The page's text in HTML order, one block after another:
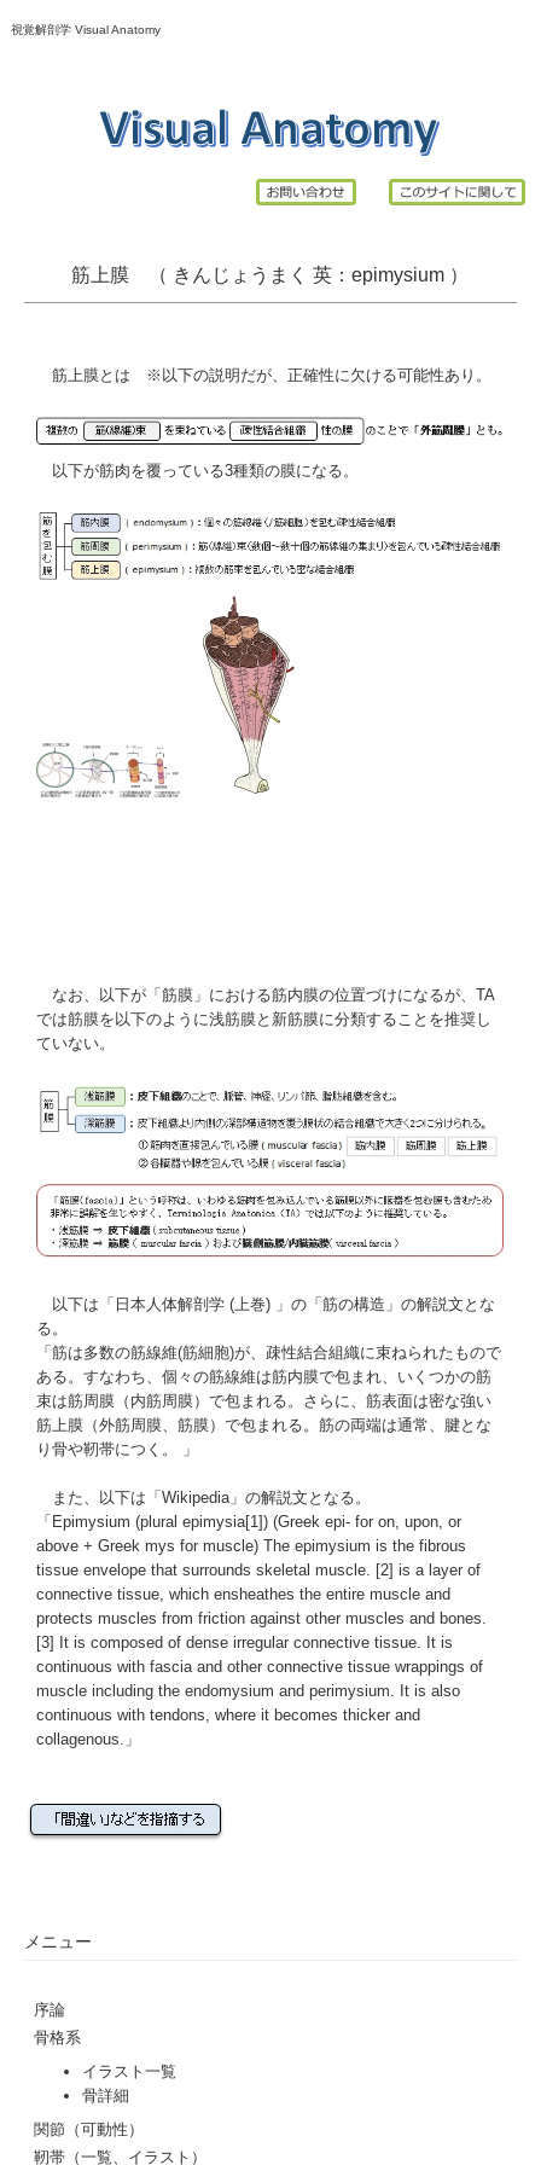
視覚解剖学 Visual Anatomy
筋上膜 （ きんじょうまく 英：epimysium ）
筋上膜とは ※以下の説明だが、正確性に欠ける可能性あり。
以下が筋肉を覆っている3種類の膜になる。
なお、以下が「筋膜」における筋内膜の位置づけになるが、TA
では筋膜を以下のように浅筋膜と新筋膜に分類することを推奨し
ていない。
以下は「 日本人体解剖学 (上巻) 」の「筋の構造」の解説文とな
る。
「筋は多数の筋線維(筋細胞)が、疎性結合組織に束ねられたもので
ある。すなわち、個々の筋線維は筋内膜で包まれ、いくつかの筋
束は筋周膜（内筋周膜）で包まれる。さらに、筋表面は密な強い
筋上膜（外筋周膜、筋膜）で包まれる。筋の両端は通常、腱とな
り骨や靭帯につく。 」
また、以下は「Wikipedia」の解説文となる。
「 Epimysium (plural epimysia[1]) (Greekepi- for on, upon, or
above + Greekmys for muscle) The epimysium is the fibrous
tissue envelope that surrounds skeletal muscle. [2] is a layer of
connective tissue, which ensheathes the entiremuscle and
protects muscles from friction against other muscles and bones.
[3]
It is composed of dense irregular connective tissue. It is
continuous withfasciaand other connective tissue wrappings of
muscle including theendomysium andperimysium. It is also
continuous with tendons, where it becomes thicker and
collagenous.」
メニュー